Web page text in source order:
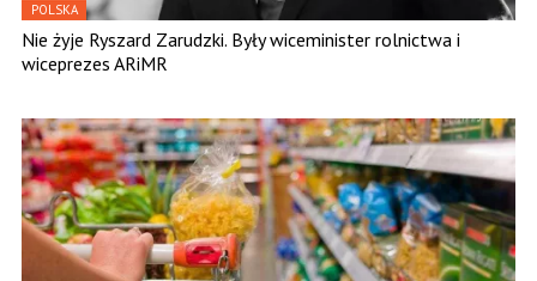
POLSKA
Nie żyje Ryszard Zarudzki. Były wiceminister rolnictwa i
wiceprezes ARiMR